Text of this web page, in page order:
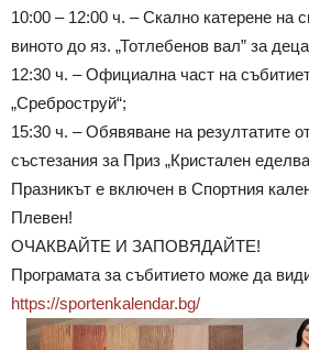
10:00 – 12:00 ч. – Скално катерене на
виното до яз. „Тотлебенов вал” за
12:30 ч. – Официална част на
„Среброструй“;
15:30 ч. – Обявяване на резултатите
състезания за Приз „Кристален
Празникът е включен в Спортния
Плевен!
ОЧАКВАЙТЕ И ЗАПОВЯДАЙТЕ!
Програмата за събитието може да
https://sportenkalendar.bg/